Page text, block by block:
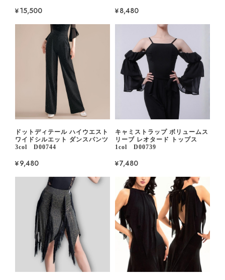
¥15,500 ¥8,480
ドットディテール ハイウエスト
ワイドシルエット ダンスパンツ
3col D00744
¥9,480
キャミストラップ ボリュームス
リーブ レオタード トップス
1col D00739
¥7,480